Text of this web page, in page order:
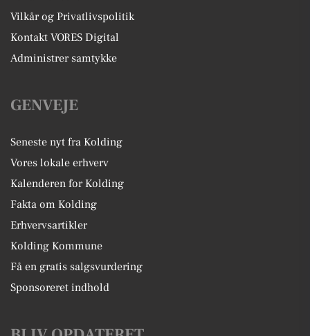
Vilkår og Privatlivspolitik
Kontakt VORES Digital
Administrer samtykke
GENVEJE
Seneste nyt fra Kolding
Vores lokale erhverv
Kalenderen for Kolding
Fakta om Kolding
Erhvervsartikler
Kolding Kommune
Få en gratis salgsvurdering
Sponsoreret indhold